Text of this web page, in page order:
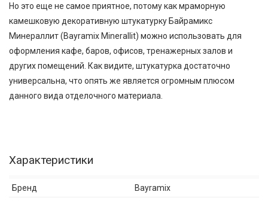
Но это еще не самое приятное, потому как мраморную
камешковую декоративную штукатурку Байрамикс
Минераллит (Bayramix Minerallit) можно использовать для
оформления кафе, баров, офисов, тренажерных залов и
других помещений. Как видите, штукатурка достаточно
универсальна, что опять же является огромным плюсом
данного вида отделочного материала.
Характеристики
Бренд
Bayramix